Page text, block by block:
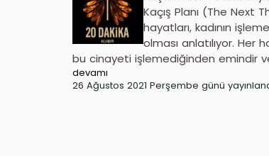
Kaçış Planı (The Next
hayatları, kadının
olması anlatılıyor. Her
bu cinayeti işlemediğinden emindir
devamı
26 Ağustos 2021 Perşembe günü